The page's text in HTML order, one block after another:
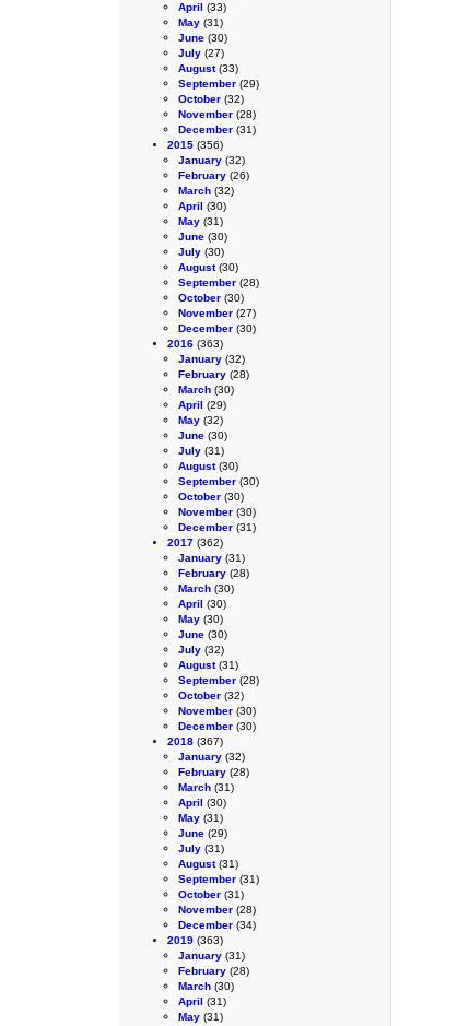
April (33)
May (31)
June (30)
July (27)
August(33)
September (29)
October (32)
November (28)
December (31)
2015 (356)
January (32)
February (26)
March (32)
April (30)
May (31)
June (30)
July (30)
August(30)
September (28)
October (30)
November (27)
December (30)
2016 (363)
January (32)
February (28)
March (30)
April (29)
May (32)
June (30)
July (31)
August(30)
September (30)
October (30)
November (30)
December (31)
2017 (362)
January (31)
February (28)
March (30)
April (30)
May (30)
June (30)
July (32)
August(31)
September (28)
October (32)
November (30)
December (30)
2018 (367)
January (32)
February (28)
March (31)
April (30)
May (31)
June (29)
July (31)
August(31)
September (31)
October (31)
November (28)
December (34)
2019 (363)
January (31)
February (28)
March (30)
April (31)
May (31)